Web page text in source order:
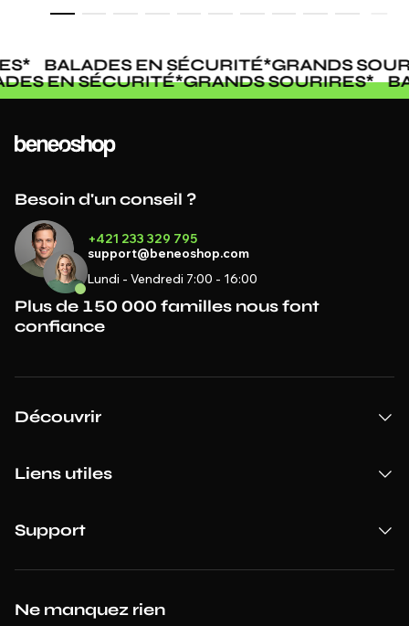
* BALADES EN SÉCURITÉ*GRANDS
EN SÉCURITÉ*GRANDS SOURIRES*
Ne manquez rien
Besoin d'un conseil ?
+421 233 329 795
support@beneoshop.com
Lundi - Vendredi 7:00 - 16:00
Plus de 150 000 familles nous font
confiance
Découvrir
Liens utiles
Support